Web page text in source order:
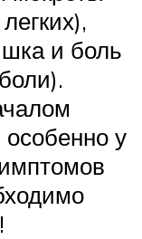
и боль
у
!